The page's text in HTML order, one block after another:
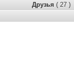
Друзья ( 27 )